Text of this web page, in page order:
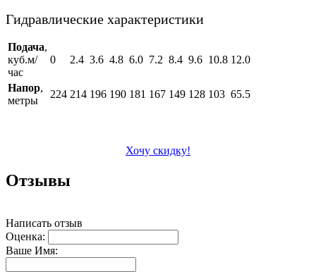
Гидравлические характеристики
Подача,
куб.м/
час
0 2.4 3.6 4.8 6.0 7.2 8.4 9.6 10.8 12.0
Напор,
метры
224 214 196 190 181 167 149 128 103 65.5
Хочу скидку!
Отзывы
Написать отзыв
Оценка:
Ваше Имя: